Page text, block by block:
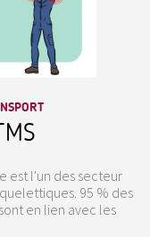
est l'un des secteur
95 % des
en lien avec les